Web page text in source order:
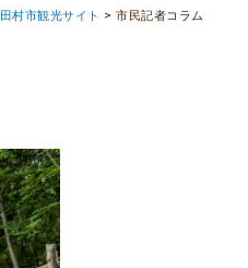
田村市観光サイト >市民記者コラム